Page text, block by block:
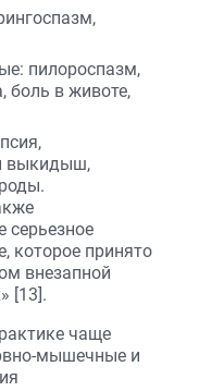
пилороспазм,
боль в животе,
выкидыш,
серьезное
которое принято
внезапной
[13].
чаще
мышечные и